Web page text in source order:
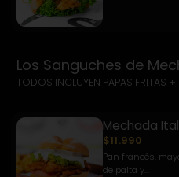
Los Sanguches de
TODOS INCLUYEN PAPAS FRITAS +
Mechada
$11.990
Pan francés,
de palta y...